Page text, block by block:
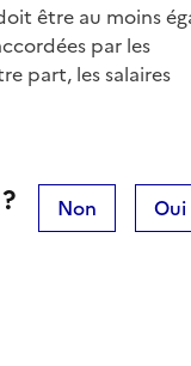
être au moins
par les
part, les salaires
Non Oui